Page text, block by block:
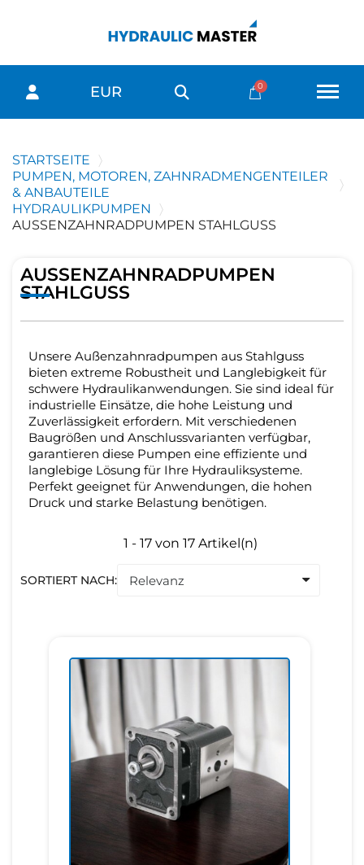
EUR
STARTSEITE
PUMPEN, MOTOREN, ZAHNRADMENGENTEILER
& ANBAUTEILE
HYDRAULIKPUMPEN
AUSSENZAHNRADPUMPEN STAHLGUSS
AUSSENZAHNRADPUMPEN S
TAHLGUSS
Unsere Außenzahnradpumpen aus Stahlguss
bieten extreme Robustheit und Langlebigkeit für
schwere Hydraulikanwendungen. Sie sind ideal für
industrielle Einsätze, die hohe Leistung und
Zuverlässigkeit erfordern. Mit verschiedenen
Baugrößen und Anschlussvarianten verfügbar,
garantieren diese Pumpen eine effiziente und
langlebige Lösung für Ihre Hydrauliksysteme.
Perfekt geeignet für Anwendungen, die hohen
Druck und starke Belastung benötigen.
1 - 17 von 17 Artikel(n)
SORTIERT NACH: